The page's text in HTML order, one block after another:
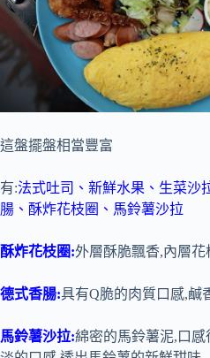
這盤擺盤相當豐富
有:法式吐司、新鮮水果、生菜沙
腸、酥炸花枝圈、馬鈴薯沙拉
酥炸花枝圈:外層酥脆飄香,內層
德式香腸:具有Q脆的肉質口感,鹹
馬鈴薯沙拉:綿密的馬鈴薯泥,口